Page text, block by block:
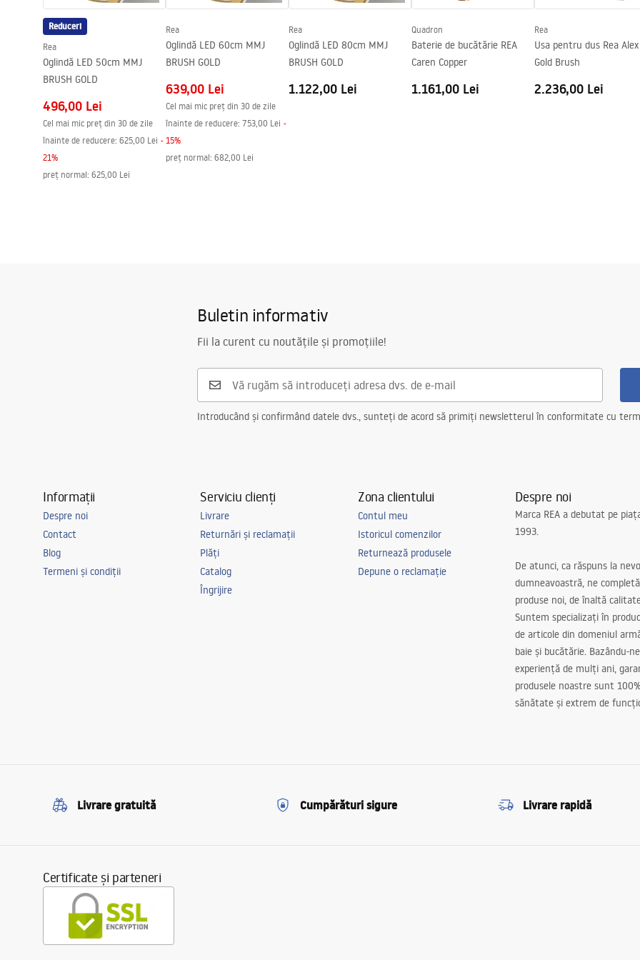
Putere
12W
Garantie
24 luni
Reduceri
Rea
Oglindă LED 50cm MMJ
BRUSH GOLD
496,00 Lei
Cel mai mic preț din 30 de zile
înainte de reducere: 625,00 Lei -
21%
preț normal: 625,00 Lei
Rea
Oglindă LED 60cm MMJ
BRUSH GOLD
639,00 Lei
Cel mai mic preț din 30 de zile
înainte de reducere: 753,00 Lei -
15%
preț normal: 682,00 Lei
Rea
Oglindă LED 80cm MMJ
BRUSH GOLD
1.122,00 Lei
Quadron
Baterie de bucătărie REA
Caren Copper
1.161,00 Lei
Rea
Usa pentru dus Rea
Gold Brush
2.236,00 Lei
Buletin informativ
Fii la curent cu noutățile și promoțiile!
Introducând și confirmând datele dvs., sunteți de acord să primiți newsletterul în conformitate cu
Informații
Despre noi
Contact
Blog
Termeni și condiții
Serviciu clienți
Livrare
Returnări și reclamații
Plăți
Catalog
Îngrijire
Zona clientului
Contul meu
Istoricul comenzilor
Returnează produsele
Depune o reclamație
Despre noi
Marca REA a debutat pe
1993.
De atunci, ca răspuns la
dumneavoastră, ne
produse noi, de înaltă
Suntem specializați în
de articole din domeniul
baie și bucătărie. Bazându-
experiență de mulți ani,
produsele noastre sunt
sănătate și extrem de
Livrare gratuită Cumpărături sigure Livrare rapidă
Certificate și parteneri